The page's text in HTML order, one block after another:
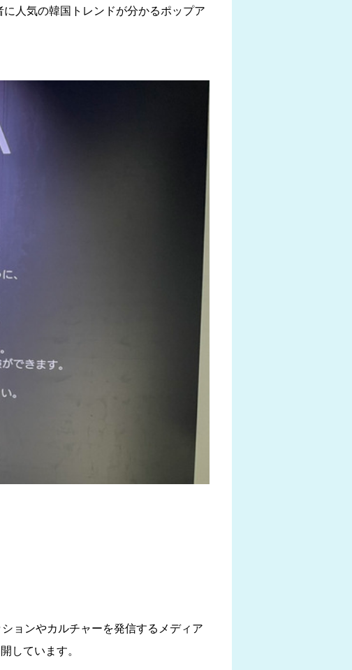
人気の韓国トレンドが分かるポップア
ョンやカルチャーを発信するメディア
しています。